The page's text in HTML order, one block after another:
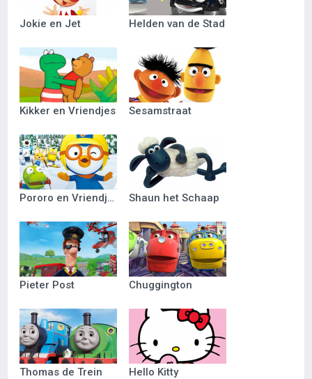
Jokie en Jet Helden van de Stad
Kikker en Vriendjes Sesamstraat
Pororo en Vriendjes Shaun het Schaap
Pieter Post Chuggington
Thomas de Trein Hello Kitty